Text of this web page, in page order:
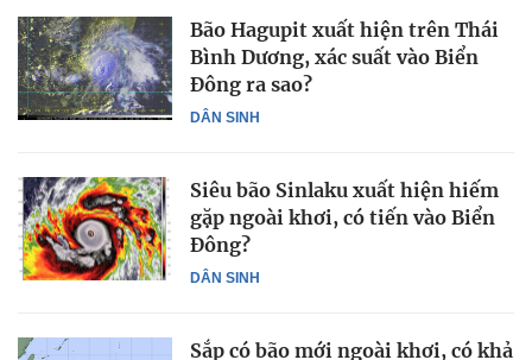
DÂN SINH
Bão Hagupit xuất hiện trên Thái
Bình Dương, xác suất vào Biển
Đông ra sao?
DÂN SINH
Siêu bão Sinlaku xuất hiện hiếm
gặp ngoài khơi, có tiến vào Biển
Đông?
Sắp có bão mới ngoài khơi, có khả